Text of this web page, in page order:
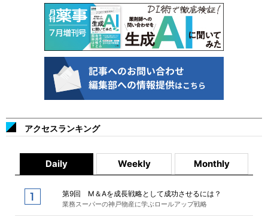
アクセスランキング
Daily Weekly Monthly
第9回 M＆Aを成長戦略として成功させるには？
業務スーパーの神戸物産に学ぶロールアップ戦略